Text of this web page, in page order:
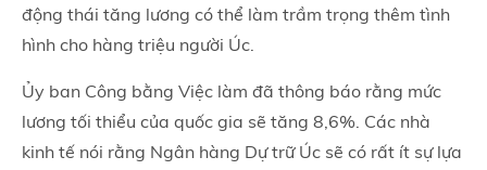
động thái tăng lương có thể làm trầm trọng thêm tình
hình cho hàng triệu người Úc.
Ủy ban Công bằng Việc làm đã thông báo rằng mức
lương tối thiểu của quốc gia sẽ tăng 8,6%. Các nhà
kinh tế nói rằng Ngân hàng Dự trữ Úc sẽ có rất ít sự lựa